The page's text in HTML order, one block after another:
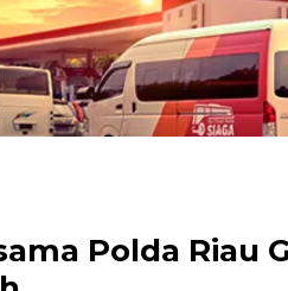
Polda Riau